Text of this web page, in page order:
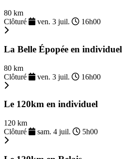
80 km
Clôturé
ven. 3 juil. 16h00
La Belle Épopée en individuel
80 km
Clôturé
ven. 3 juil. 16h00
Le 120km en individuel
120 km
Clôturé
sam. 4 juil. 5h00